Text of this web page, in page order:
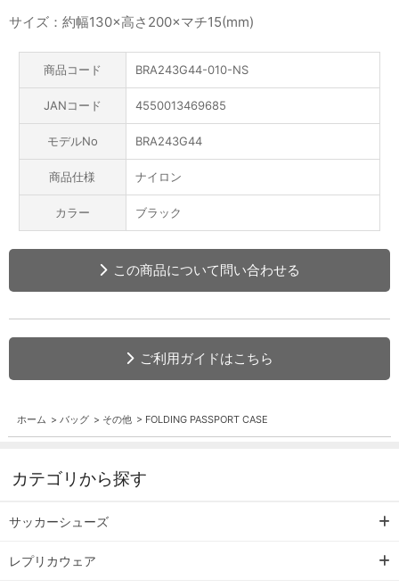
サイズ：約幅130×高さ200×マチ15(mm)
商品コード BRA243G44-010-NS
JANコード 4550013469685
モデルNo BRA243G44
商品仕様 ナイロン
カラー ブラック
この商品について問い合わせる
ご利用ガイドはこちら
ホーム > バッグ > その他 > FOLDING PASSPORT CASE
カテゴリから探す
サッカーシューズ
レプリカウェア